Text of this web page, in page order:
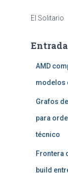
El Solitario
AMD
modelos
Grafos
para
técnico
Frontera
build